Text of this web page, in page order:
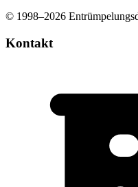
© 1998–2026
Kontakt